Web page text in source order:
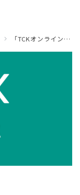
「TCKオンライン学習塾」リリースのお知らせ